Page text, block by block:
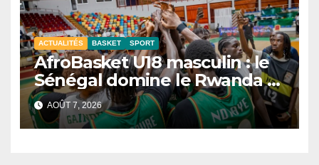
ACTUALITÉS BASKET SPORT
AfroBasket U18 masculin : le
Sénégal domine le Rwanda et
réussit son entrée
AOÛT 7, 2026